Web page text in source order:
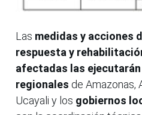
Las medidas y acciones
respuesta y
afectadas las
regionales de Amazonas,
Ucayali y los gobiernos